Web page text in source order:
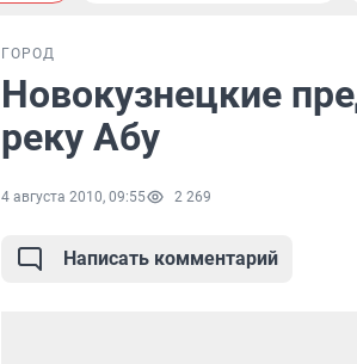
ГОРОД
Новокузнецкие
реку Абу
4 августа 2010, 09:55 2 269
Написать комментарий